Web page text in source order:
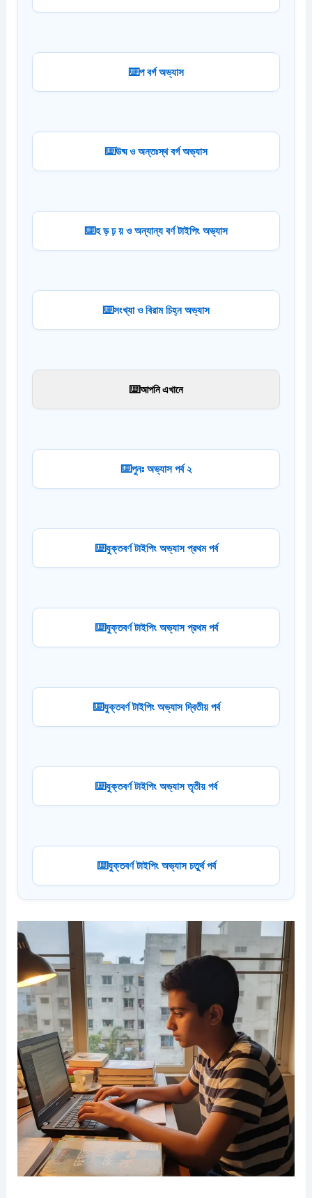
প বর্গ অভ্যাস
উষ্ম ও অন্তঃস্থ বর্গ অভ্যাস
হ ড় ঢ় য় ও অন্যান্য বর্ণ টাইপিং অভ্যাস
সংখ্যা ও বিরাম চিহ্ন অভ্যাস
আপনি এখানে
পুনঃ অভ্যাস পর্ব ২
যুক্তবর্ণ টাইপিং অভ্যাস প্রথম পর্ব
যুক্তবর্ণ টাইপিং অভ্যাস প্রথম পর্ব
যুক্তবর্ণ টাইপিং অভ্যাস দ্বিতীয় পর্ব
যুক্তবর্ণ টাইপিং অভ্যাস তৃতীয় পর্ব
যুক্তবর্ণ টাইপিং অভ্যাস চতুর্থ পর্ব